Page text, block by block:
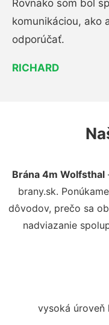
Rovnako som bol
komunikáciou, ako
odporúčať.
RICHARD
Brána 4m Wolfsthal
brany.sk.
dôvodov, prečo sa
nadviazanie
vysoká